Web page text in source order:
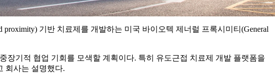
proximity) 기반 치료제를 개발하는 미국 바이오텍 제너럴 프록시미티(General
기적 협업 기회를 모색할 계획이다. 특히 유도근접 치료제 개발 플랫폼을
회사는 설명했다.